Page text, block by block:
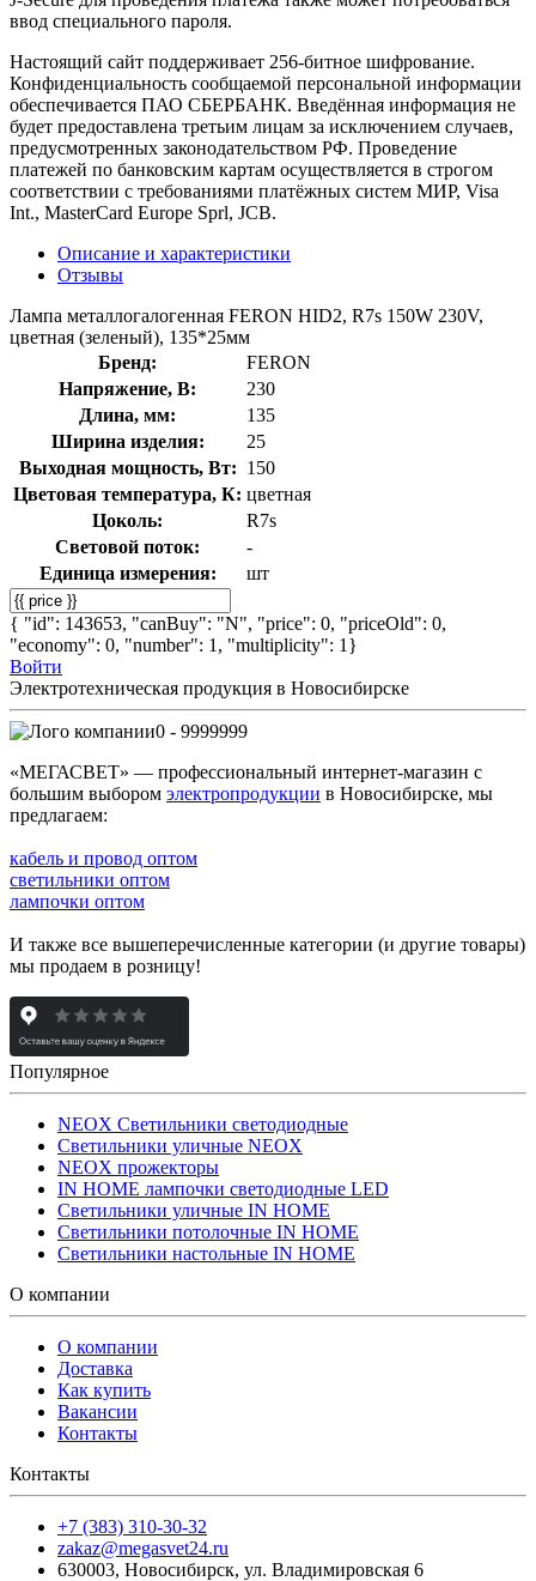
ввод специального пароля.
Настоящий сайт поддерживает 256-битное шифрование.
Конфиденциальность сообщаемой персональной информации
обеспечивается ПАО СБЕРБАНК. Введённая информация не
будет предоставлена третьим лицам за исключением случаев,
предусмотренных законодательством РФ. Проведение
платежей по банковским картам осуществляется в строгом
соответствии с требованиями платёжных систем МИР, Visa
Int., MasterCard Europe Sprl, JCB.
Описание и характеристики
Отзывы
Лампа металлогалогенная FERON HID2, R7s 150W 230V,
цветная (зеленый), 135*25мм
Бренд:
FERON
Напряжение, В:
230
Длина, мм:
135
Ширина изделия:
25
Выходная мощность, Вт: 150
Цветовая температура, К: цветная
Цоколь:
R7s
Световой поток:
-
Единица измерения:
шт
{ "id": 143653, "canBuy": "N", "price": 0, "priceOld": 0,
"economy": 0, "number": 1, "multiplicity": 1}
Войти
Электротехническая продукция в Новосибирске
0 - 9999999
«МЕГАСВЕТ» — профессиональный интернет-магазин с
большим выбором электропродукции в Новосибирске, мы
предлагаем:
кабель и провод оптом
светильники оптом
лампочки оптом
И также все вышеперечисленные категории (и другие товары)
мы продаем в розницу!
Популярное
NEOX Светильники светодиодные
Светильники уличные NEOX
NEOX прожекторы
IN HOME лампочки светодиодные LED
Светильники уличные IN HOME
Светильники потолочные IN HOME
Светильники настольные IN HOME
О компании
О компании
Доставка
Как купить
Вакансии
Контакты
Контакты
+7 (383) 310-30-32
zakaz@megasvet24.ru
630003, Новосибирск, ул. Владимировская 6